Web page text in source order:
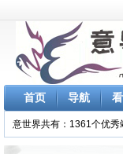
首页 导航
意世界共有：1361个优